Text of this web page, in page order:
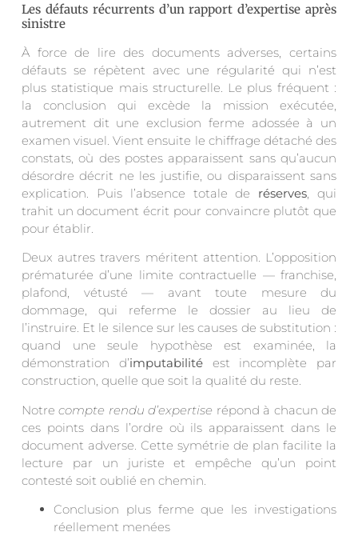
Les défauts récurrents d’un rapport d’expertise après
sinistre
À force de lire des documents adverses, certains
défauts se répètent avec une régularité qui n’est
plus statistique mais structurelle. Le plus fréquent :
la conclusion qui excède la mission exécutée,
autrement dit une exclusion ferme adossée à un
examen visuel. Vient ensuite le chiffrage détaché des
constats, où des postes apparaissent sans qu’aucun
désordre décrit ne les justifie, ou disparaissent sans
explication. Puis l’absence totale de réserves, qui
trahit un document écrit pour convaincre plutôt que
pour établir.
Deux autres travers méritent attention. L’opposition
prématurée d’une limite contractuelle — franchise,
plafond, vétusté — avant toute mesure du
dommage, qui referme le dossier au lieu de
l’instruire. Et le silence sur les causes de substitution :
quand une seule hypothèse est examinée, la
démonstration d’imputabilitéest incomplète par
construction, quelle que soit la qualité du reste.
Notrecompte rendu d’expertise répond à chacun de
ces points dans l’ordre où ils apparaissent dans le
document adverse. Cette symétrie de plan facilite la
lecture par un juriste et empêche qu’un point
contesté soit oublié en chemin.
Conclusion plus ferme que les investigations
réellement menées